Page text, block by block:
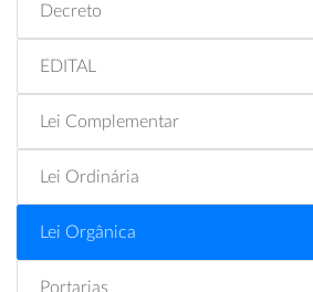
Decreto
EDITAL
Lei Complementar
Lei Ordinária
Lei Orgânica
Portarias